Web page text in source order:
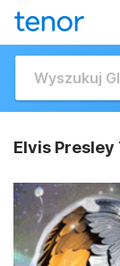
Elvis Presley